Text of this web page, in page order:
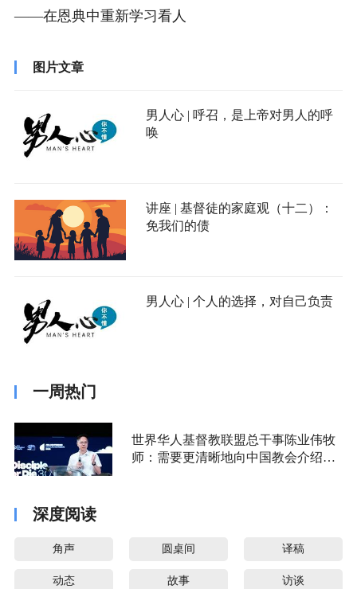
——在恩典中重新学习看人
图片文章
男人心 | 呼召，是上帝对男人的呼
唤
讲座 | 基督徒的家庭观（十二）：
免我们的债
男人心 | 个人的选择，对自己负责
一周热门
世界华人基督教联盟总干事陈业伟牧
师：需要更清晰地向中国教会介绍福
深度阅读
角声 圆桌间 译稿
动态 故事 访谈